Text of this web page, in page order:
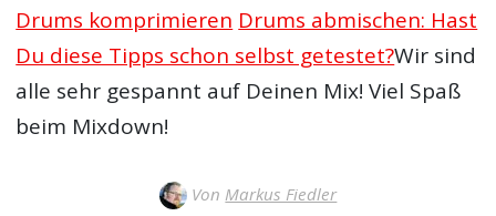
Drums komprimieren Drums abmischen: Hast
Du diese Tipps schon selbst getestet?Wir sind
alle sehr gespannt auf Deinen Mix! Viel Spaß
beim Mixdown!
Von Markus Fiedler